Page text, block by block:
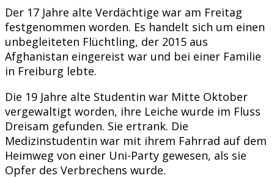
Der 17 Jahre alte Verdächtige war am Freitag
festgenommen worden. Es handelt sich um einen
unbegleiteten Flüchtling, der 2015 aus
Afghanistan eingereist war und bei einer Familie
in Freiburg lebte.
Die 19 Jahre alte Studentin war Mitte Oktober
vergewaltigt worden, ihre Leiche wurde im Fluss
Dreisam gefunden. Sie ertrank. Die
Medizinstudentin war mit ihrem Fahrrad auf dem
Heimweg von einer Uni-Party gewesen, als sie
Opfer des Verbrechens wurde.